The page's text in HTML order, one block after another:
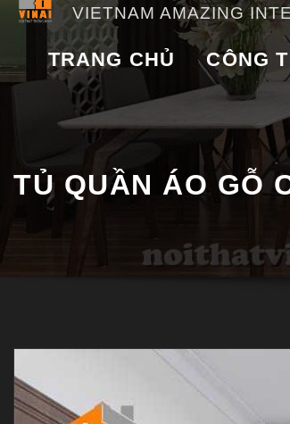
VIETNAM AMAZING
TRANG CHỦ CÔNG
TỦ QUẦN ÁO GỖ